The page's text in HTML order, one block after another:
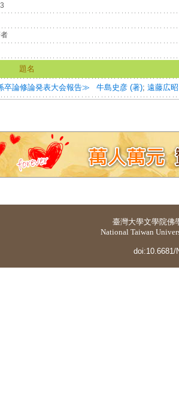
題名
卒論修論発表大会報告≫ 牛島史彦 (著); 遠藤広
臺灣大學文學院佛
National Taiwan
doi:10.6681/